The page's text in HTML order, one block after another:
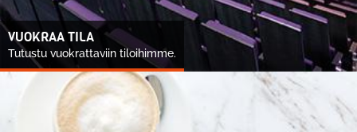
VUOKRAA TILA
Tutustu vuokrattaviin tiloihimme.